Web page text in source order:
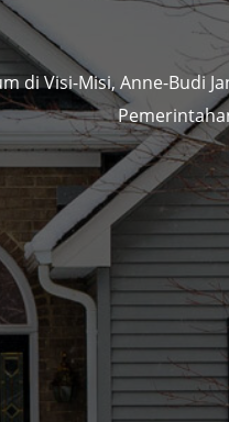
di Visi-Misi, Anne-Budi